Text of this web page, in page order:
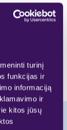
turinį
funkcijas ir
informaciją
ir
kitos jūsų